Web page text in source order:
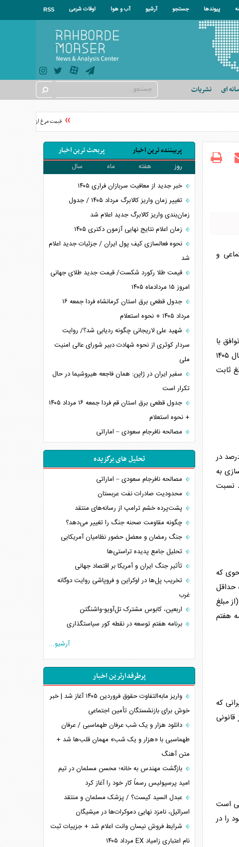
پیوندها جستجو آرشیو آب و هوا اوقات شرعی RSS
ای نشریات
قیمت مرغ از نیمه مرداد تغییر
و
۱۴۰۴ شورای عالی کار و توافق با
انجام شده است. بر این اساس، مستمری حداقل‌بگیران ۶۰ درصد افزایش یافته و مبلغ مستمری آنان در سال ۱۴۰۵
۴۵ درصد به علاوه مبلغ ثابت
متناسب‌سازی موضوع جزء ۲ بند «ر» ماده ۲۸ قانون برنامه هفتم پیشرفت است. پس از اجرای ۴۰ درصد در
به
سال جاری فرد به حداقل دستمزد سال جاری، از ۹۰ درصد نسبت
که
فرد به حداقل
نیز ۳۰ درصد باقی‌مانده (از مبلغ
هفتم
که
می‌شد. از آنجا که در قوانین و مقررات سال ۱۴۰۵ مجوز قانونی
است
را در
پربیننده ترین اخبار پربحث ترین اخبار
روز هفته ماه
سال
خبر جدید از معافیت سربازان فراری ۱۴۰۵
تغییر زمان واریز کالابرگ مرداد ۱۴۰۵ / جدول
زمان‌بندی واریز کالابرگ جدید اعلام شد
زمان اعلام نتایج نهایی آزمون دکتری ۱۴۰۵
نحوه فعالسازی کیف پول ایران / جزئیات جدید اعلام
شد
قیمت طلا رکورد شکست/ قیمت جدید طلای جهانی
امروز ۱۵ مردادماه ۱۴۰۵
جدول قطعی برق استان کرمانشاه فردا جمعه ۱۶
مرداد ۱۴۰۵ + نحوه استعلام
شهید علی لاریجانی چگونه ردیابی شد؟/ روایت
سردار کوثری از نحوه شهادت دبیر شورای عالی امنیت
ملی
سفیر ایران در ژاپن: همان فاجعه هیروشیما در حال
تکرار است
جدول قطعی برق استان قم فردا جمعه ۱۶ مرداد ۱۴۰۵
+ نحوه استعلام
مصالحه نافرجام سعودی – اماراتی
تحلیل های برگزیده
مصالحه نافرجام سعودی – اماراتی
محدودیت صادرات نفت عربستان
پشت‌پرده خشم ترامپ از رسانه‌های منتقد
چگونه مقاومت صحنه جنگ را تغییر می‌دهد؟
جنگ رمضان و معضل حضور نظامیان آمریکایی
تحلیل جامع پدیده تراستی‌ها
تأثیر جنگ ایران و آمریکا بر اقتصاد جهانی
تخریب پل‌ها در اوکراین و فروپاشی روایت دوگانه
غرب
اربعین، کابوس مشترک تل‌آویو-واشنگتن
برنامه هفتم توسعه در نقطه کور سیاستگذاری
کنوانسیون دریای خزر در راستای منافع ملی است؟
اهمیت راهبردی اردن برای آمریکا
پیام، ظرفیت بالفعل‌نشده تجارت ایران
همسویی عربستان با سنتکام علیه متحدان ایران
ترامپ و توهم خلع سلاح حماس
چرا کویت به دنبال شریک امنیتی جدید است؟
اعتراف غرب به قدرت ایران در تثبیت معادلات
خطای راهبردی ترامپ مقابل برزیل
متن و حاشیه سفر نتانیاهو به آمریکا
آرشیو...
پرطرفدارترین اخبار
واریز مابه‌التفاوت حقوق فروردین ۱۴۰۵ آغاز شد | خبر
خوش برای بازنشستگان تأمین اجتماعی
دانلود هزار و یک شب عرفان طهماسبی / عرفان
طهماسبی با «هزار و یک شب» مهمان قلب‌ها شد +
متن آهنگ
بازگشت مهندس به خانه؛ محسن مسلمان در تیم
امید پرسپولیس رسماً کار خود را آغاز کرد
عبدل السید کیست؟ / پزشک مسلمان و منتقد
اسرائیل، نامزد نهایی دموکرات‌ها در میشیگان
شرایط فروش نیسان وانت اعلام شد + جزییات ثبت
نام اعتباری زامیاد EX مرداد ۱۴۰۵